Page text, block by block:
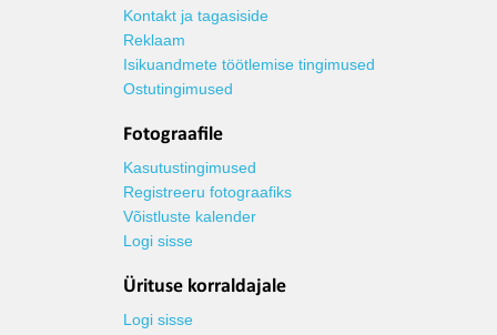
Kontakt ja tagasiside
Reklaam
Isikuandmete töötlemise tingimused
Ostutingimused
Fotograafile
Kasutustingimused
Registreeru fotograafiks
Võistluste kalender
Logi sisse
Ürituse korraldajale
Logi sisse